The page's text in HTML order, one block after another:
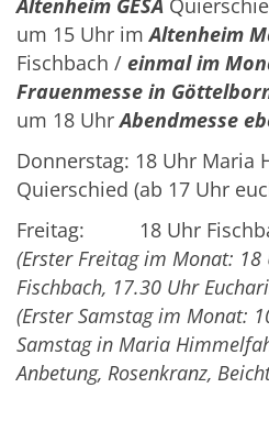
Altenheim GESA
um 15 Uhr imAltenheim
Fischbach / einmal im
Frauenmesse in
um 18 UhrAbendmesse
Donnerstag: 18 Uhr Maria
Quierschied (ab 17 Uhr
Freitag: 18 Uhr
(Erster Freitag im Monat: 18
Fischbach, 17.30 Uhr
(Erster Samstag im Monat:
Samstag in Maria
Anbetung, Rosenkranz,